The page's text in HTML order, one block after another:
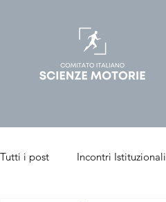
Tutti i post Incontri Istituzionali